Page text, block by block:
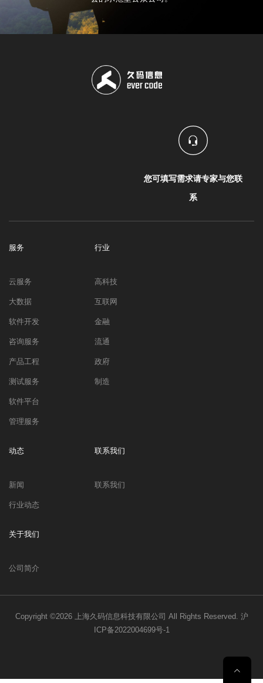
您可填写需求请专家与您联
系
服务
云服务
大数据
软件开发
咨询服务
产品工程
测试服务
软件平台
管理服务
行业
高科技
互联网
金融
流通
政府
制造
动态
新闻
行业动态
联系我们
联系我们
关于我们
公司简介
Copyright ©2026 上海久码信息科技有限公司 All Rights Reserved. 沪
ICP备2022004699号-1